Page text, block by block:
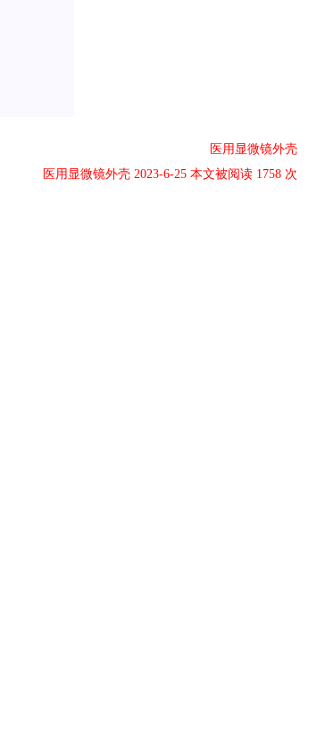
医用显微镜外壳
医用显微镜外壳 2023-6-25 本文被阅读 1758 次